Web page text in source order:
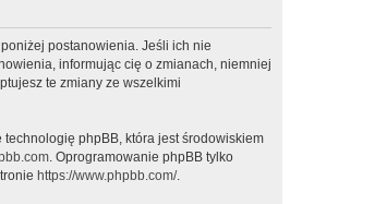
poniżej postanowienia. Jeśli ich nie
informując cię o zmianach, niemniej
te zmiany ze wszelkimi
technologię phpBB, która jest środowiskiem
. Oprogramowanie phpBB tylko
https://www.phpbb.com/.